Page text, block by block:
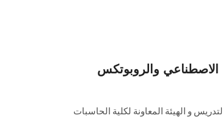
الاصطناعي والروبوتكس
و الهيئة المعاونة لكلية الحاسبات